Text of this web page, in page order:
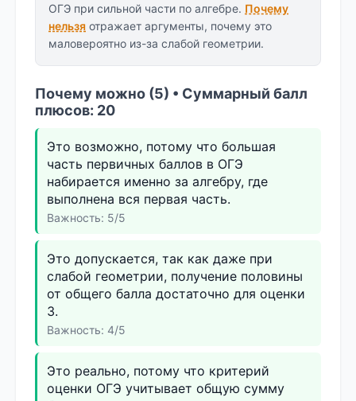
ОГЭ при сильной части по алгебре. Почему
нельзя отражает аргументы, почему это
маловероятно из-за слабой геометрии.
Почему можно (5) • Суммарный балл
плюсов: 20
Это возможно, потому что большая
часть первичных баллов в ОГЭ
набирается именно за алгебру, где
выполнена вся первая часть.
Важность: 5/5
Это допускается, так как даже при
слабой геометрии, получение половины
от общего балла достаточно для оценки
3.
Важность: 4/5
Это реально, потому что критерий
оценки ОГЭ учитывает общую сумму